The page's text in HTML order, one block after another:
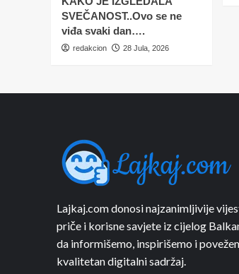
SVEČANOST..Ovo se ne
viđa svaki dan….
redakcion 28 Jula, 2026
Lajkaj.com donosi najzanimljivije
priče i korisne savjete iz cijelog
da informišemo, inspirišemo i
kvalitetan digitalni sadržaj.